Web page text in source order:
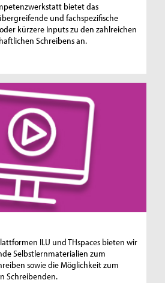
bietet das
und fachspezifische
kürzere Inputs zu den zahlreichen
Schreibens an.
ILU und THspaces bieten wir
Selbst­lern­ma­te­ri­a­li­en zum
sowie die Möglichkeit zum
Schreibenden.